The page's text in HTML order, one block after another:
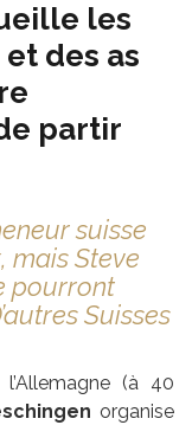
les
des as
partir
suisse
mais Steve
pourront
Suisses
(à 40
organise